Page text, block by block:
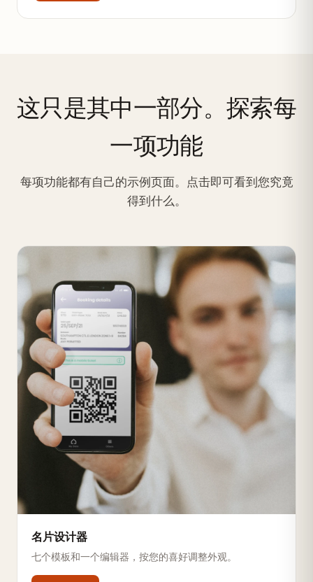
这只是其中一部分。探索每
一项功能
每项功能都有自己的示例页面。点击即可看到您究竟
得到什么。
名片设计器
七个模板和一个编辑器，按您的喜好调整外观。